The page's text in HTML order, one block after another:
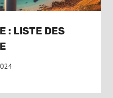
: LISTE DES